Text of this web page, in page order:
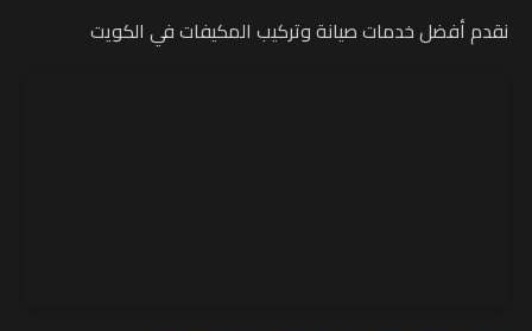
نقدم أفضل خدمات صيانة وتركيب المكيفات في الكويت